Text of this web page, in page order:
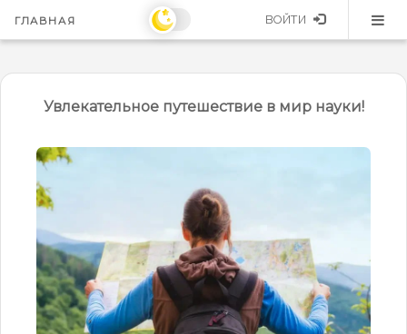
ГЛАВНАЯ ВОЙТИ
Увлекательное путешествие в мир науки!